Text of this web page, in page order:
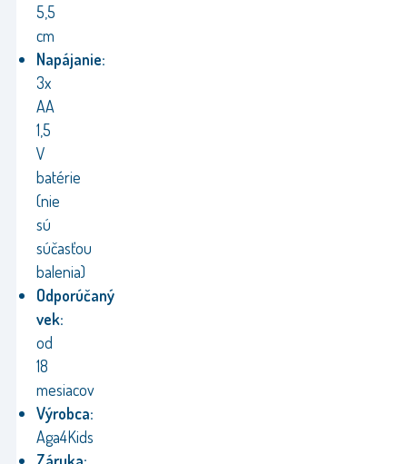
5,5
cm
Napájanie:
3x
AA
1,5
V
batérie
(nie
sú
súčasťou
balenia)
Odporúčaný
vek:
od
18
mesiacov
Výrobca:
Aga4Kids